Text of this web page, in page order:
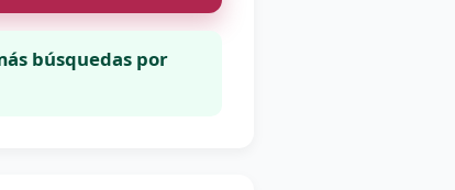
búsquedas por